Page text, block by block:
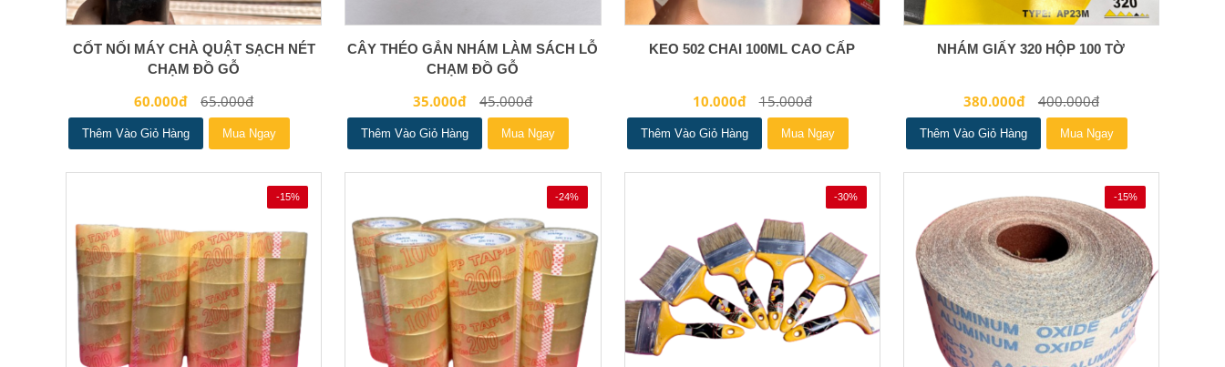
CỐT NỐI MÁY CHÀ QUẬT SẠCH NÉT
CHẠM ĐỒ GỖ
60.000đ 65.000đ
Thêm Vào Giỏ Hàng Mua Ngay
CÂY THÉO GẮN NHÁM LÀM SÁCH LỖ
CHẠM ĐỒ GỖ
35.000đ 45.000đ
Thêm Vào Giỏ Hàng Mua Ngay
KEO 502 CHAI 100ML CAO CẤP
10.000đ 15.000đ
Thêm Vào Giỏ Hàng Mua Ngay
NHÁM GIẤY 320 HỘP 100 TỜ
380.000đ 400.000đ
Thêm Vào Giỏ Hàng Mua Ngay
-15% -24% -30% -15%